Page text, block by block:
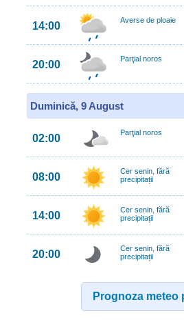
14:00 Averse de ploaie
20:00 Parţial noros
Duminică, 9 August
02:00 Parţial noros
08:00
Cer senin, fără
precipitații
14:00
Cer senin, fără
precipitații
20:00
Cer senin, fără
precipitații
Prognoza meteo